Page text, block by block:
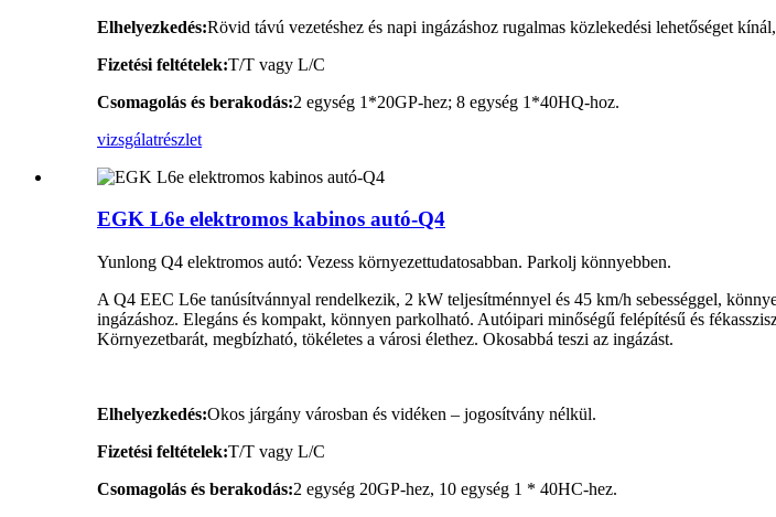
Elhelyezkedés:Rövid távú vezetéshez és napi ingázáshoz rugalmas közlekedési lehetőséget
Fizetési feltételek:T/T vagy L/C
Csomagolás és berakodás:2 egység 1*20GP-hez; 8 egység 1*40HQ-hoz.
vizsgálatrészlet
EGK L6e elektromos kabinos autó-Q4
Yunlong Q4 elektromos autó: Vezess környezettudatosabban. Parkolj könnyebben.
A Q4 EEC L6e tanúsítvánnyal rendelkezik, 2 kW teljesítménnyel és 45 km/h sebességgel,
ingázáshoz. Elegáns és kompakt, könnyen parkolható. Autóipari minőségű felépítésű és
Környezetbarát, megbízható, tökéletes a városi élethez. Okosabbá teszi az ingázást.
Elhelyezkedés:Okos járgány városban és vidéken – jogosítvány nélkül.
Fizetési feltételek:T/T vagy L/C
Csomagolás és berakodás:2 egység 20GP-hez, 10 egység 1 * 40HC-hez.